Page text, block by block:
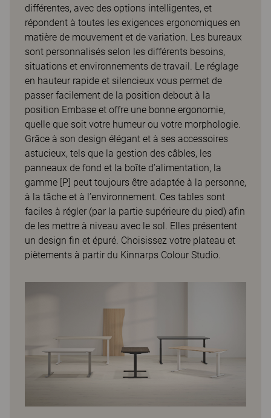
différentes, avec des options intelligentes, et
répondent à toutes les exigences ergonomiques en
matière de mouvement et de variation. Les bureaux
sont personnalisés selon les différents besoins,
situations et environnements de travail. Le réglage
en hauteur rapide et silencieux vous permet de
passer facilement de la position debout à la
position Embase et offre une bonne ergonomie,
quelle que soit votre humeur ou votre morphologie.
Grâce à son design élégant et à ses accessoires
astucieux, tels que la gestion des câbles, les
panneaux de fond et la boîte d’alimentation, la
gamme [P] peut toujours être adaptée à la personne,
à la tâche et à l’environnement. Ces tables sont
faciles à régler (par la partie supérieure du pied) afin
de les mettre à niveau avec le sol. Elles présentent
un design fin et épuré. Choisissez votre plateau et
piètements à partir du Kinnarps Colour Studio.